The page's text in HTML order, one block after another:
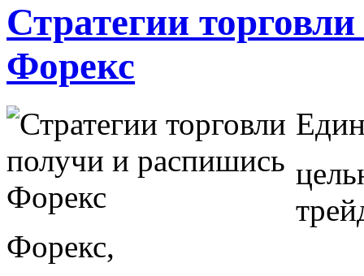
Стратегии
Форекс
Форекс,